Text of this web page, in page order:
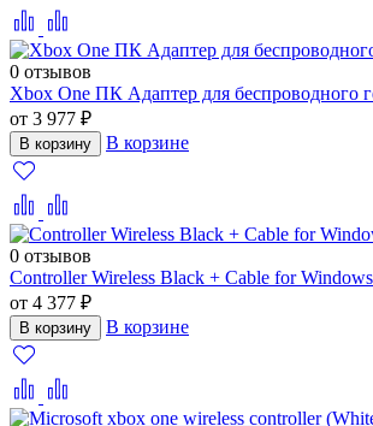
0 отзывов
Xbox One ПК Адаптер для беспроводного
от 3 977 ₽
В корзину В корзине
0 отзывов
Controller Wireless Black + Cable for
от 4 377 ₽
В корзину В корзине